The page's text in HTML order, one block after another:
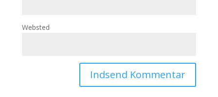
Websted